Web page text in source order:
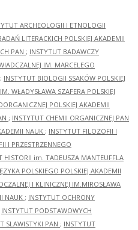
ARCHEOLOGII I ETNOLOGII
LITERACKICH POLSKIEJ AKADEMII
PAN ; INSTYTUT BADAWCZY
IM. MARCELEGO
; INSTYTUT BIOLOGII SSAKÓW POLSKIEJ
WŁADYSŁAWA SZAFERA POLSKIEJ
POLSKIEJ AKADEMII
; INSTYTUT CHEMII ORGANICZNEJ PAN
NAUK ; INSTYTUT FILOZOFII I
I PRZESTRZENNEGO
HISTORII im. TADEUSZA MANTEUFFLA
POLSKIEGO POLSKIEJ AKADEMII
I KLINICZNEJ IM.MIROSŁAWA
NAUK ; INSTYTUT OCHRONY
INSTYTUT PODSTAWOWYCH
SLAWISTYKI PAN ; INSTYTUT